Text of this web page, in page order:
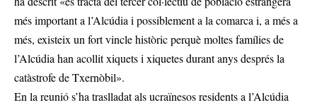
més important a l’Alcúdia i possiblement a la comarca i, a més a
més, existeix un fort vincle històric perquè moltes famílies de
l’Alcúdia han acollit xiquets i xiquetes durant anys després la
catàstrofe de Txernòbil».
En la reunió s’ha traslladat als ucraïnesos residents a l’Alcúdia